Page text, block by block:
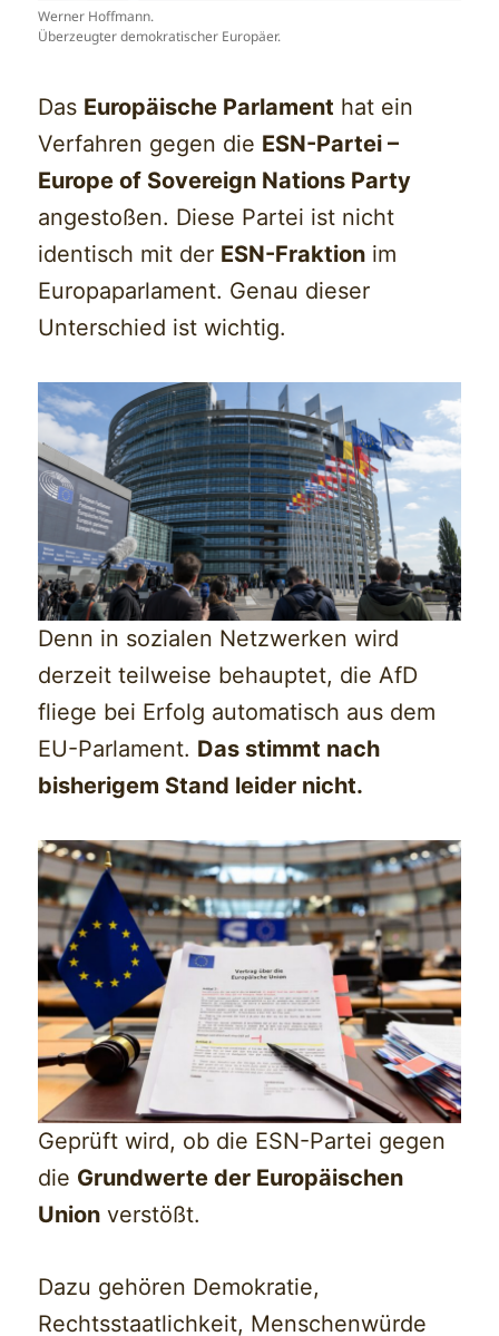
Werner Hoffmann.
Überzeugter demokratischer Europäer.
Das Europäische Parlament hat ein
Verfahren gegen die ESN-Partei –
Europe of Sovereign Nations Party
angestoßen. Diese Partei ist nicht
identisch mit der ESN-Fraktion im
Europaparlament. Genau dieser
Unterschied ist wichtig.
Denn in sozialen Netzwerken wird
derzeit teilweise behauptet, die AfD
fliege bei Erfolg automatisch aus dem
EU-Parlament. Das stimmt nach
bisherigem Stand leider nicht.
Geprüft wird, ob die ESN-Partei gegen
die Grundwerte der Europäischen
Union verstößt.
Dazu gehören Demokratie,
Rechtsstaatlichkeit, Menschenwürde